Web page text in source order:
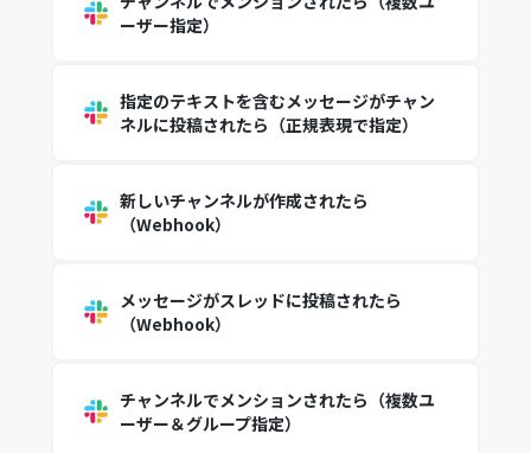
ーザー指定）
指定のテキストを含むメッセージがチャン
ネルに投稿されたら（正規表現で指定）
新しいチャンネルが作成されたら
（Webhook）
メッセージがスレッドに投稿されたら
（Webhook）
チャンネルでメンションされたら（複数ユ
ーザー＆グループ指定）